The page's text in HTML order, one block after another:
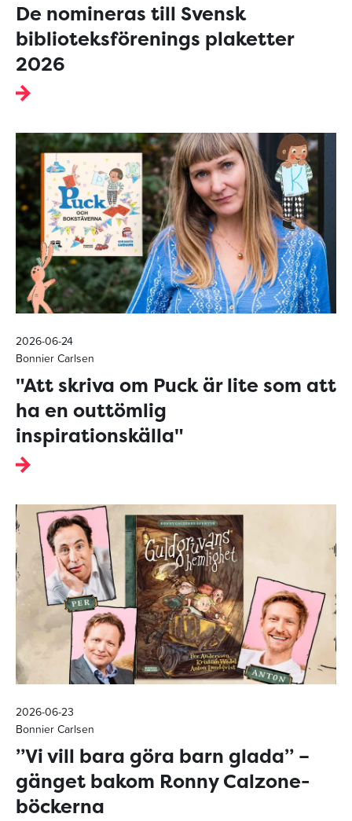
De nomineras till Svensk
biblioteksförenings plaketter
2026
2026-06-24
Bonnier Carlsen
"Att skriva om Puck är lite som att
ha en outtömlig
inspirationskälla"
2026-06-23
Bonnier Carlsen
”Vi vill bara göra barn glada” –
gänget bakom Ronny Calzone-
böckerna